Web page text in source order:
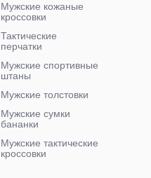
Мужские кожаные
кроссовки
Тактические
перчатки
Мужские спортивные
штаны
Мужские толстовки
Мужские сумки
бананки
Мужские тактические
кроссовки